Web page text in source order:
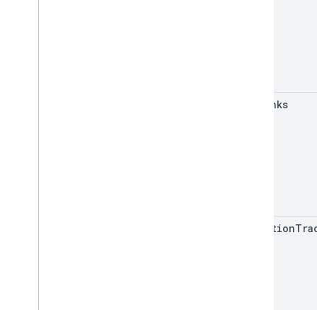
Links
Motion